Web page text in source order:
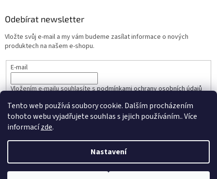
Tento web používá soubory cookie. Dalším procházením
tohoto webu vyjadřujete souhlas s jejich používáním.. Více
informacízde.
Nastavení
Odebírat newsletter
Vložte svůj e-mail a my vám budeme zasílat informace o nových
produktech na našem e-shopu.
E-mail
Vložením e-mailu souhlasíte spodmínkami ochrany osobních údajů
PŘIHLÁSIT SE
Vytvořil Shoptet